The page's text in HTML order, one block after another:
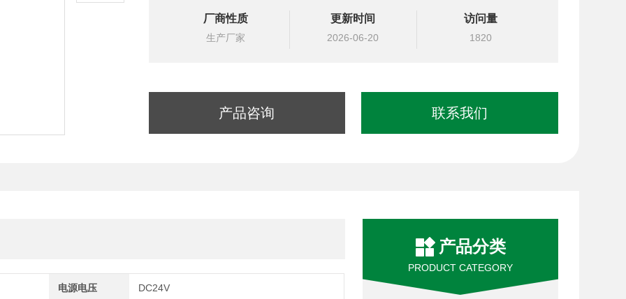
厂商性质
生产厂家
更新时间
2026-06-20
访问量
1820
产品咨询 联系我们
产品分类
PRODUCT CATEGORY
电源电压 DC24V